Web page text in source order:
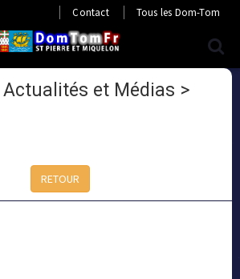
Contact Tous les Dom-Tom
Actualités et Médias >
RETOUR